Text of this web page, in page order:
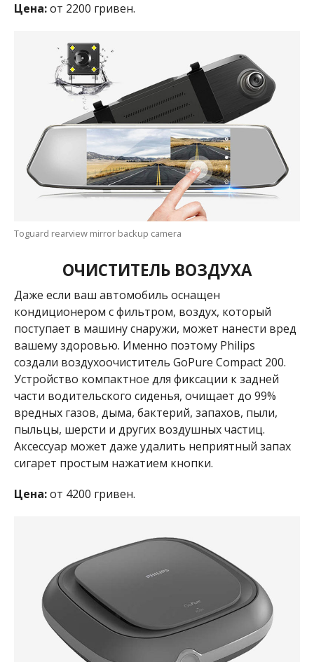
Цена:от 2200 гривен.
Toguard rearview mirror backup camera
ОЧИСТИТЕЛЬ ВОЗДУХА
Даже если ваш автомобиль оснащен
кондиционером с фильтром, воздух, который
поступает в машину снаружи, может нанести вред
вашему здоровью. Именно поэтому Philips
создали воздухоочиститель GoPure Compact 200.
Устройство компактное для фиксации к задней
части водительского сиденья, очищает до 99%
вредных газов, дыма, бактерий, запахов, пыли,
пыльцы, шерсти и других воздушных частиц.
Аксессуар может даже удалить неприятный запах
сигарет простым нажатием кнопки.
Цена:от 4200 гривен.